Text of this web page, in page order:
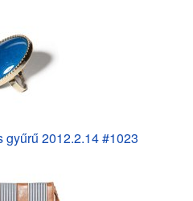
gyűrű 2012.2.14 #1023